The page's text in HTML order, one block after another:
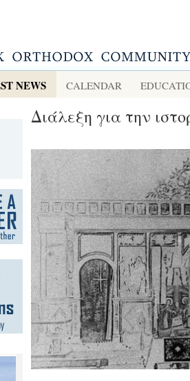
NEWS CALENDAR
Διάλεξη για την